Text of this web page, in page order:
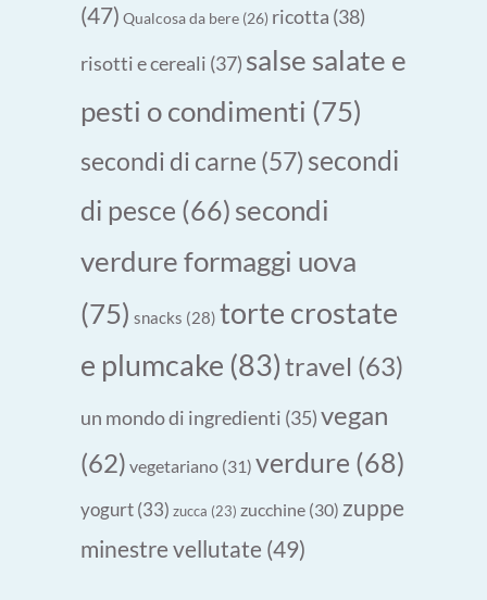
(47) Qualcosa da bere (26) ricotta (38)
risotti e cereali (37) salse salate e
pesti o condimenti (75)
secondi di carne (57)secondi
di pesce (66) secondi
verdure formaggi uova
(75) snacks (28) torte crostate
e plumcake (83)travel (63)
un mondo di ingredienti (35)vegan
(62) vegetariano (31) verdure (68)
yogurt(33) zucca (23) zucchine (30) zuppe
minestre vellutate (49)